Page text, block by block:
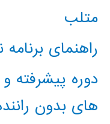
متلب
راهنمای
دوره پیشرفته
های بدون